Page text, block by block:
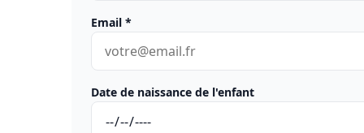
Email *
Date de naissance de l'enfant